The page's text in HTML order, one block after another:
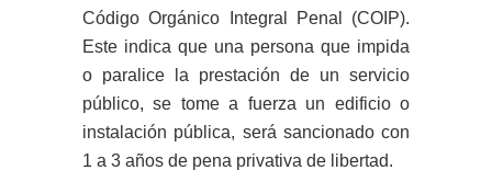
Código Orgánico Integral Penal (COIP).
Este indica que una persona que impida
o paralice la prestación de un servicio
público, se tome a fuerza un edificio o
instalación pública, será sancionado con
1 a 3 años de pena privativa de libertad.